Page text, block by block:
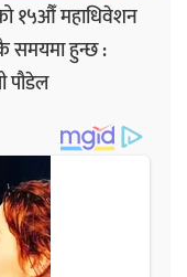
१५औँ महाधिवेशन
समयमा हुन्छ :
पौडेल